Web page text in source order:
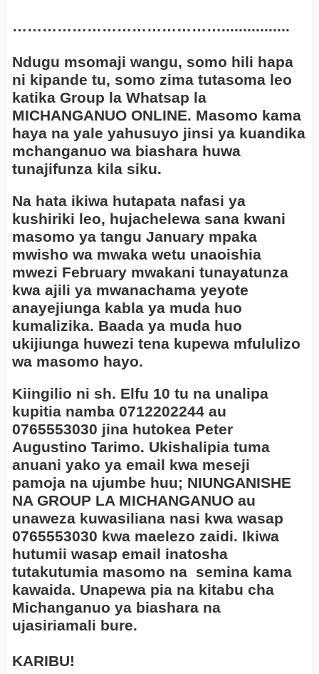
……………………………………................
Ndugu msomaji wangu, somo hili hapa
ni kipande tu, somo zima tutasoma leo
katika Group la Whatsap la
MICHANGANUO ONLINE. Masomo kama
haya na yale yahusuyo jinsi ya kuandika
mchanganuo wa biashara huwa
tunajifunza kila siku.
Na hata ikiwa hutapata nafasi ya
kushiriki leo, hujachelewa sana kwani
masomo ya tangu January mpaka
mwisho wa mwaka wetu unaoishia
mwezi February mwakani tunayatunza
kwa ajili ya mwanachama yeyote
anayejiunga kabla ya muda huo
kumalizika. Baada ya muda huo
ukijiunga huwezi tena kupewa mfululizo
wa masomo hayo.
Kiingilio ni sh. Elfu 10 tu na unalipa
kupitia namba 0712202244 au
0765553030 jina hutokea Peter
Augustino Tarimo. Ukishalipia tuma
anuani yako ya email kwa meseji
pamoja na ujumbe huu; NIUNGANISHE
NA GROUP LA MICHANGANUO au
unaweza kuwasiliana nasi kwa wasap
0765553030 kwa maelezo zaidi. Ikiwa
hutumii wasap email inatosha
tutakutumia masomo na semina kama
kawaida. Unapewa pia na kitabu cha
Michanganuo ya biashara na
ujasiriamali bure.
KARIBU!